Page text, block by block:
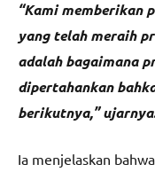
“Kami memberikan
yang telah meraih
adalah bagaimana
dipertahankan
berikutnya,”
Ia menjelaskan